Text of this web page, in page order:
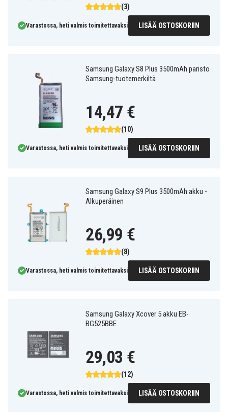
(3)
Varastossa, heti valmis toimitettavaksi LISÄÄ OSTOSKORIIN
Samsung Galaxy S8 Plus 3500mAh paristo
Samsung-tuotemerkiltä
(10)
14,47 €
Varastossa, heti valmis toimitettavaksi LISÄÄ OSTOSKORIIN
Samsung Galaxy S9 Plus 3500mAh akku -
Alkuperäinen
(8)
26,99 €
Varastossa, heti valmis toimitettavaksi LISÄÄ OSTOSKORIIN
Samsung Galaxy Xcover 5 akku EB-
BG525BBE
(12)
29,03 €
Varastossa, heti valmis toimitettavaksi LISÄÄ OSTOSKORIIN